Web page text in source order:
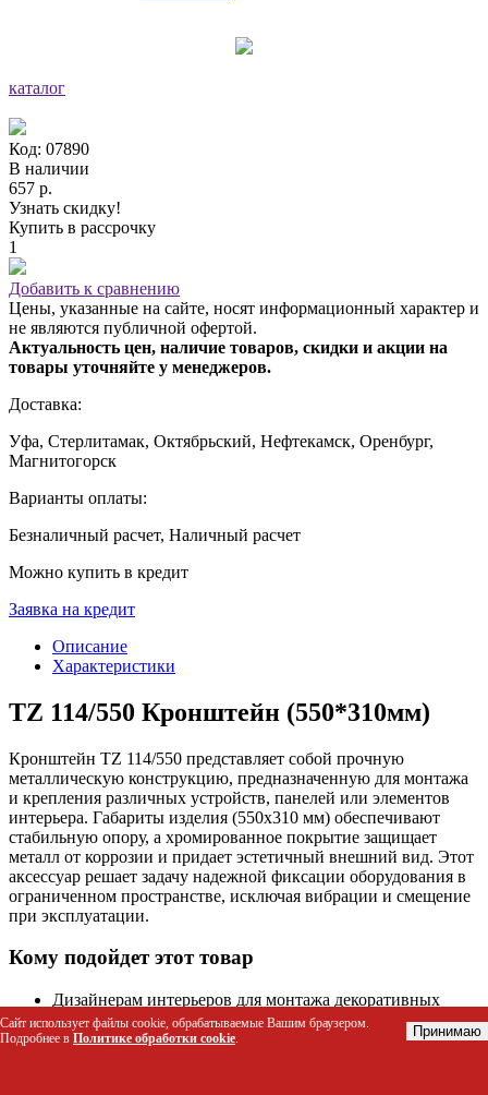
каталог
Код: 07890
В наличии
657 р.
Узнать скидку!
Купить в рассрочку
1
Добавить к сравнению
Цены, указанные на сайте, носят информационный характер и
не являются публичной офертой.
Актуальность цен, наличие товаров, скидки и акции на
товары уточняйте у менеджеров.
Доставка:
Уфа, Стерлитамак, Октябрьский, Нефтекамск, Оренбург,
Магнитогорск
Варианты оплаты:
Безналичный расчет, Наличный расчет
Можно купить в кредит
Заявка на кредит
Описание
Характеристики
TZ 114/550 Кронштейн (550*310мм)
Кронштейн TZ 114/550 представляет собой прочную
металлическую конструкцию, предназначенную для монтажа
и крепления различных устройств, панелей или элементов
интерьера. Габариты изделия (550х310 мм) обеспечивают
стабильную опору, а хромированное покрытие защищает
металл от коррозии и придает эстетичный внешний вид. Этот
аксессуар решает задачу надежной фиксации оборудования в
ограниченном пространстве, исключая вибрации и смещение
при эксплуатации.
Кому подойдет этот товар
Дизайнерам интерьеров для монтажа декоративных
панелей или зеркал
Инженерам и монтажникам для крепления технического
Сайт использует файлы cookie, обрабатываемые Вашим браузером.
Подробнее в Политике обработки cookie. Принимаю